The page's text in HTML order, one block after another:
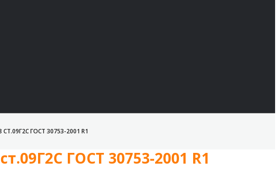
ГОСТ 30753-2001 R1
ГОСТ 30753-2001 R1